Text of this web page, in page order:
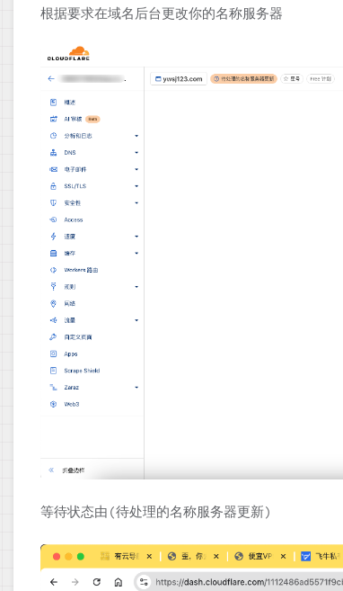
根据要求在域名后台更改你的名称服务器
等待状态由(待处理的名称服务器更新)